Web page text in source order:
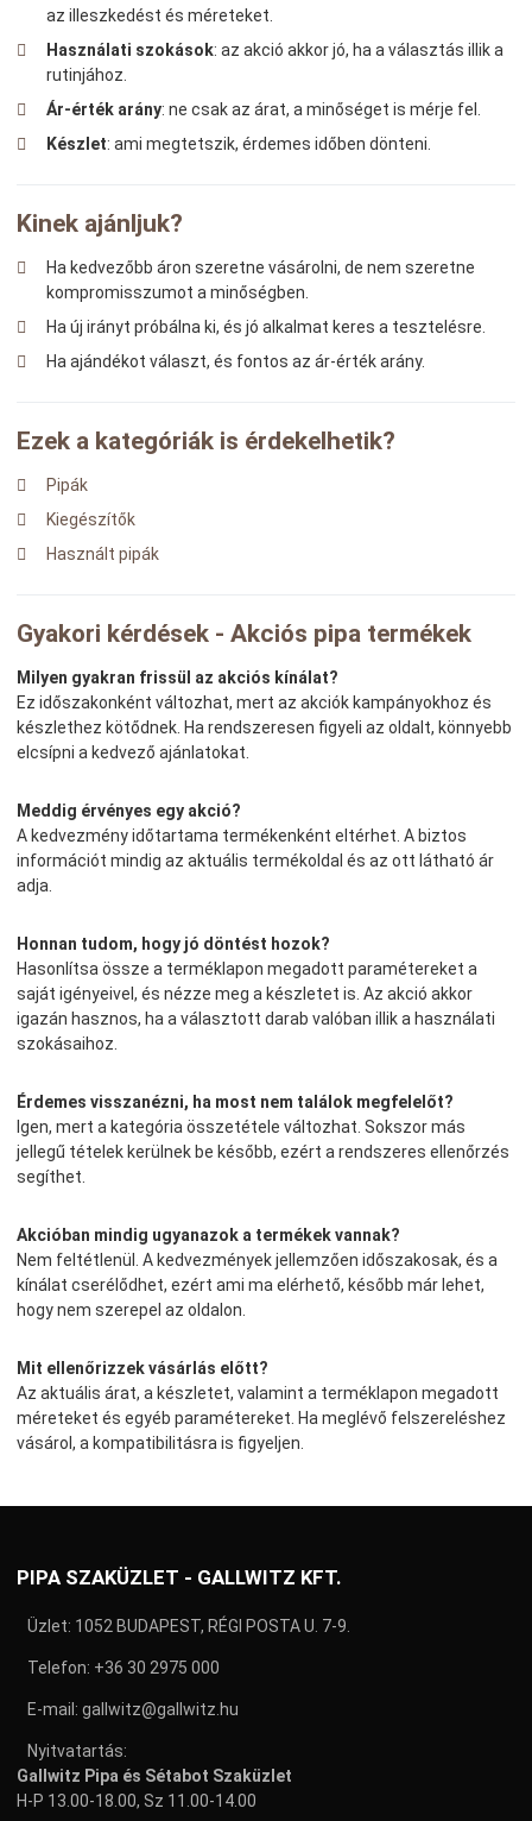
az illeszkedést és méreteket.
Használati szokások: az akció akkor jó, ha a választás illik a
rutinjához.
Ár-érték arány: ne csak az árat, a minőséget is mérje fel.
Készlet: ami megtetszik, érdemes időben dönteni.
Kinek ajánljuk?
Ha kedvezőbb áron szeretne vásárolni, de nem szeretne
kompromisszumot a minőségben.
Ha új irányt próbálna ki, és jó alkalmat keres a tesztelésre.
Ha ajándékot választ, és fontos az ár-érték arány.
Ezek a kategóriák is érdekelhetik?
Pipák
Kiegészítők
Használt pipák
Gyakori kérdések - Akciós pipa termékek
Milyen gyakran frissül az akciós kínálat?
Ez időszakonként változhat, mert az akciók kampányokhoz és
készlethez kötődnek. Ha rendszeresen figyeli az oldalt, könnyebb
elcsípni a kedvező ajánlatokat.
Meddig érvényes egy akció?
A kedvezmény időtartama termékenként eltérhet. A biztos
információt mindig az aktuális termékoldal és az ott látható ár
adja.
Honnan tudom, hogy jó döntést hozok?
Hasonlítsa össze a terméklapon megadott paramétereket a
saját igényeivel, és nézze meg a készletet is. Az akció akkor
igazán hasznos, ha a választott darab valóban illik a használati
szokásaihoz.
Érdemes visszanézni, ha most nem találok megfelelőt?
Igen, mert a kategória összetétele változhat. Sokszor más
jellegű tételek kerülnek be később, ezért a rendszeres ellenőrzés
segíthet.
Akcióban mindig ugyanazok a termékek vannak?
Nem feltétlenül. A kedvezmények jellemzően időszakosak, és a
kínálat cserélődhet, ezért ami ma elérhető, később már lehet,
hogy nem szerepel az oldalon.
Mit ellenőrizzek vásárlás előtt?
Az aktuális árat, a készletet, valamint a terméklapon megadott
méreteket és egyéb paramétereket. Ha meglévő felszereléshez
vásárol, a kompatibilitásra is figyeljen.
PIPA SZAKÜZLET - GALLWITZ KFT.
Üzlet: 1052 BUDAPEST, RÉGI POSTA U. 7-9.
Telefon: +36 30 2975 000
E-mail: gallwitz@gallwitz.hu
Nyitvatartás:
Gallwitz Pipa és Sétabot Szaküzlet
H-P 13.00-18.00, Sz 11.00-14.00